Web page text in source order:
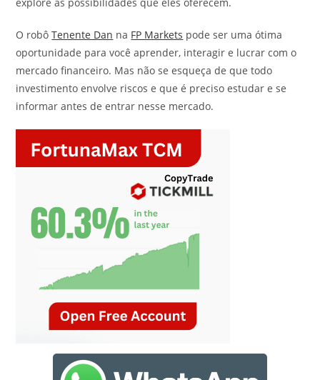
O robôTenente Dan na FP Markets pode ser uma ótima
oportunidade para você aprender, interagir e lucrar com o
mercado financeiro. Mas não se esqueça de que todo
investimento envolve riscos e que é preciso estudar e se
informar antes de entrar nesse mercado.